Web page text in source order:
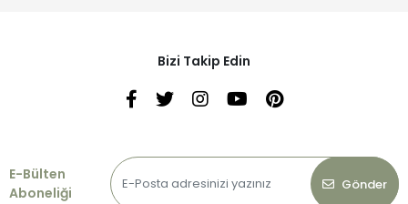
Bizi Takip Edin
E-Bülten
Aboneliği
Gönder